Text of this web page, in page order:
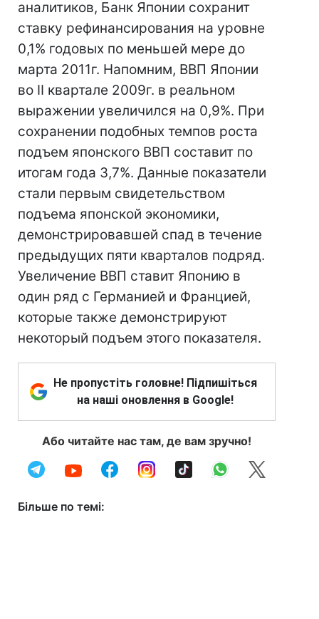
аналитиков, Банк Японии сохранит
ставку рефинансирования на уровне
0,1% годовых по меньшей мере до
марта 2011г. Напомним, ВВП Японии
во II квартале 2009г. в реальном
выражении увеличился на 0,9%. При
сохранении подобных темпов роста
подъем японского ВВП составит по
итогам года 3,7%. Данные показатели
стали первым свидетельством
подъема японской экономики,
демонстрировавшей спад в течение
предыдущих пяти кварталов подряд.
Увеличение ВВП ставит Японию в
один ряд с Германией и Францией,
которые также демонстрируют
некоторый подъем этого показателя.
Не пропустіть головне! Підпишіться
на наші оновлення в Google!
Або читайте нас там, де вам зручно!
Більше по темі: